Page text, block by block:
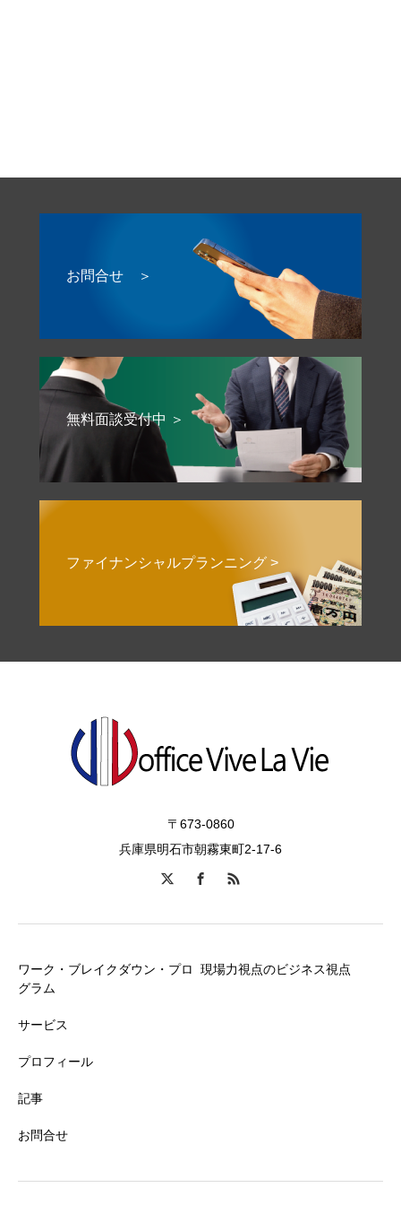
お問合せ ＞
無料面談受付中 ＞
ファイナンシャルプランニング >
〒673-0860
兵庫県明石市朝霧東町2-17-6
ワーク・ブレイクダウン・プロ
グラム
サービス
プロフィール
記事
お問合せ
現場力視点のビジネス視点